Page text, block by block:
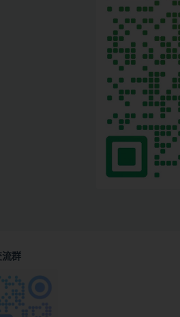
流群